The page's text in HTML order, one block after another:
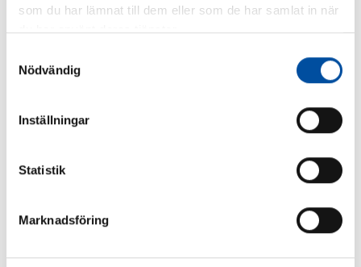
som du har lämnat till dem eller som de har samlat in när
du har använt deras tjänster.
Nödvändig
Inställningar
Statistik
Marknadsföring
FVB-NYTT NR 58
Så blir liten fjärrkyla lönsam – svensk modell väcker
intresse